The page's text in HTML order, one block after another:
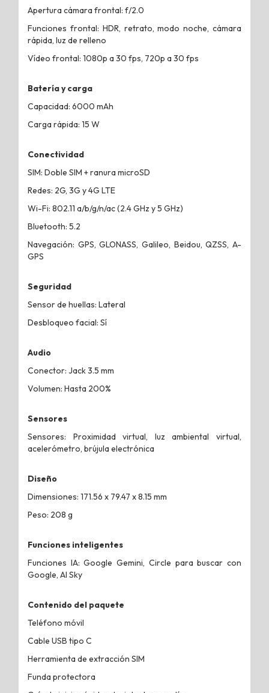
Apertura cámara frontal: f/2.0
Funciones frontal: HDR, retrato, modo noche, cámara
rápida, luz de relleno
Vídeo frontal: 1080p a 30 fps, 720p a 30 fps
Batería y carga
Capacidad: 6000 mAh
Carga rápida: 15 W
Conectividad
SIM: Doble SIM + ranura microSD
Redes: 2G, 3G y 4G LTE
Wi-Fi: 802.11 a/b/g/n/ac (2.4 GHz y 5 GHz)
Bluetooth: 5.2
Navegación: GPS, GLONASS, Galileo, Beidou, QZSS, A-
GPS
Seguridad
Sensor de huellas: Lateral
Desbloqueo facial: Sí
Audio
Conector: Jack 3.5 mm
Volumen: Hasta 200%
Sensores
Sensores: Proximidad virtual, luz ambiental virtual,
acelerómetro, brújula electrónica
Diseño
Dimensiones: 171.56 x 79.47 x 8.15 mm
Peso: 208 g
Funciones inteligentes
Funciones IA: Google Gemini, Circle para buscar con
Google, AI Sky
Contenido del paquete
Teléfono móvil
Cable USB tipo C
Herramienta de extracción SIM
Funda protectora